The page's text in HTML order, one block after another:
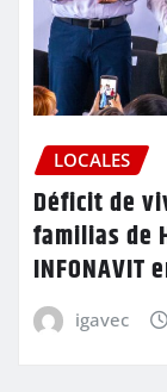
LOCALES
Déficit de
familias de
igavec